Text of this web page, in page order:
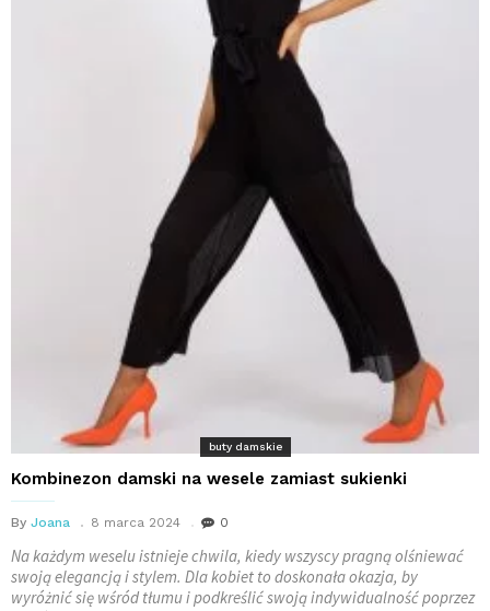
buty damskie
Kombinezon damski na wesele zamiast sukienki
By Joana 8 marca 2024 0
Na każdym weselu istnieje chwila, kiedy wszyscy pragną olśniewać
swoją elegancją i stylem. Dla kobiet to doskonała okazja, by
wyróżnić się wśród tłumu i podkreślić swoją indywidualność poprzez